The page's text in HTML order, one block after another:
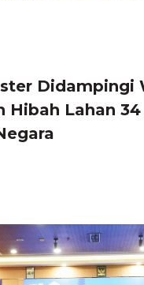
Didampingi
Hibah Lahan